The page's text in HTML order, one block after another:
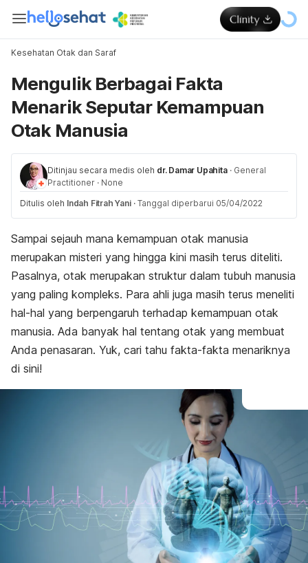
Kesehatan Otak dan Saraf
Mengulik Berbagai Fakta
Menarik Seputar Kemampuan
Otak Manusia
Ditinjau secara medis oleh dr. Damar Upahita · General
Practitioner · None
Ditulis oleh Indah Fitrah Yani · Tanggal diperbarui 05/04/2022
Sampai sejauh mana kemampuan otak manusia
merupakan misteri yang hingga kini masih terus diteliti.
Pasalnya, otak merupakan struktur dalam tubuh manusia
yang paling kompleks. Para ahli juga masih terus meneliti
hal-hal yang berpengaruh terhadap kemampuan otak
manusia. Ada banyak hal tentang otak yang membuat
Anda penasaran. Yuk, cari tahu fakta-fakta menariknya
di sini!